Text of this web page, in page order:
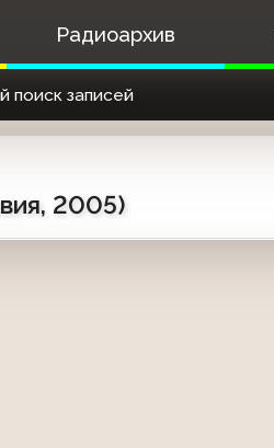
Радиоархив
поиск записей
2005)